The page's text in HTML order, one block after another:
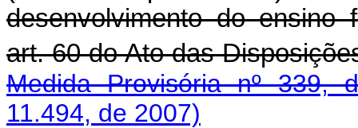
desenvolvimento do ensino
art. 60 do Ato das
Medida Provisória nº 339,
11.494, de 2007)